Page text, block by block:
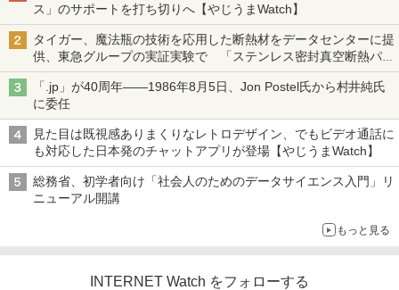
ス」のサポートを打ち切りへ【やじうまWatch】
タイガー、魔法瓶の技術を応用した断熱材をデータセンターに提
供、東急グループの実証実験で 「ステンレス密封真空断熱パネ
ル TIVIP」
「.jp」が40周年――1986年8月5日、Jon Postel氏から村井純氏
に委任
見た目は既視感ありまくりなレトロデザイン、でもビデオ通話に
も対応した日本発のチャットアプリが登場【やじうまWatch】
総務省、初学者向け「社会人のためのデータサイエンス入門」リ
ニューアル開講
もっと見る
INTERNET Watch をフォローする